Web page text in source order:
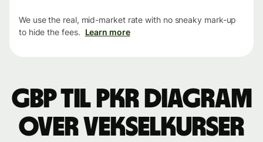
We use the real, mid-market rate with no sneaky mark-up
to hide the fees. Learn more
GBP til PKR Diagram
over vekselkurser